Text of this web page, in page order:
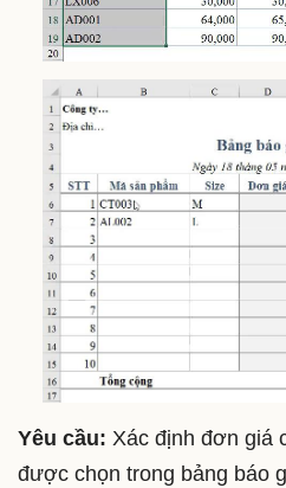
Yêu cầu: Xác định đơn giá
được chọn trong bảng báo